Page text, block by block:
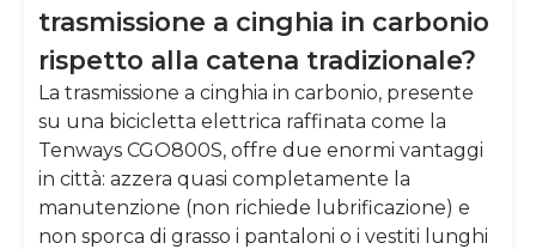
trasmissione a cinghia in carbonio
rispetto alla catena tradizionale?
La trasmissione a cinghia in carbonio, presente
su una bicicletta elettrica raffinata come la
Tenways CGO800S, offre due enormi vantaggi
in città: azzera quasi completamente la
manutenzione (non richiede lubrificazione) e
non sporca di grasso i pantaloni o i vestiti lunghi